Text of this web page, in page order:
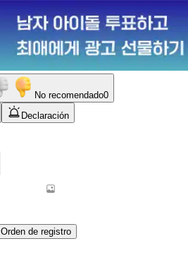
No recomendado0
Declaración
Orden de registro